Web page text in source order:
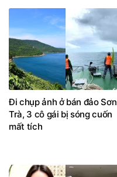
Đi chụp ảnh ở bán đảo Sơn
Trà, 3 cô gái bị sóng cuốn
mất tích